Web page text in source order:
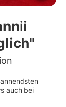
auch bei